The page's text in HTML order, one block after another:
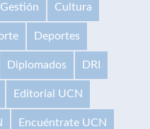
Cultura
Deportes
Diplomados DRI
Editorial UCN
Encuéntrate UCN